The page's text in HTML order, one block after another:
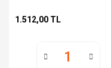
1.512,00 TL